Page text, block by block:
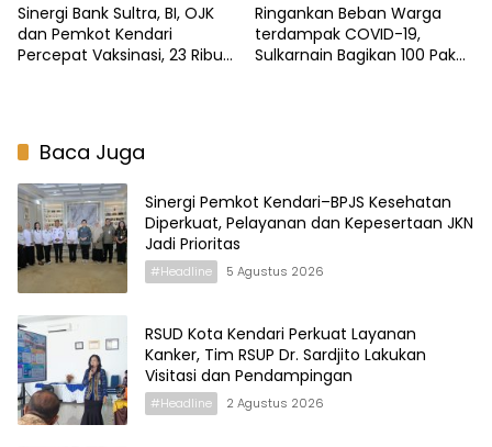
Sinergi Bank Sultra, BI, OJK
dan Pemkot Kendari
Percepat Vaksinasi, 23 Ribu
Ringankan Beban Warga
terdampak COVID-19,
Sulkarnain Bagikan 100 Paket
Baca Juga
Sinergi Pemkot Kendari–BPJS Kesehatan
Diperkuat, Pelayanan dan Kepesertaan JKN
Jadi Prioritas
#Headline 5 Agustus 2026
RSUD Kota Kendari Perkuat Layanan
Kanker, Tim RSUP Dr. Sardjito Lakukan
Visitasi dan Pendampingan
#Headline 2 Agustus 2026